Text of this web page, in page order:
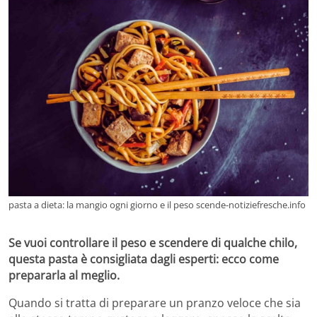
pasta a dieta: la mangio ogni giorno e il peso scende-notiziefresche.info
Se vuoi controllare il peso e scendere di qualche chilo,
questa pasta è consigliata dagli esperti: ecco come
prepararla al meglio.
Quando si tratta di preparare un pranzo veloce che sia